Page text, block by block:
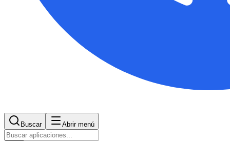
Buscar Abrir menú